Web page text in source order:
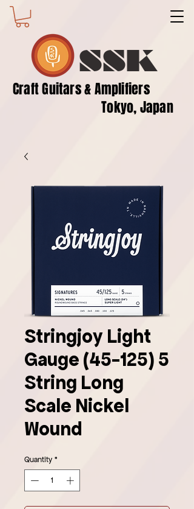
SSK
​Craft Guitars & Amplifiers
Tokyo, Japan
Stringjoy Light
Gauge (45-125) 5
String Long
Scale Nickel
Wound
Quantity *